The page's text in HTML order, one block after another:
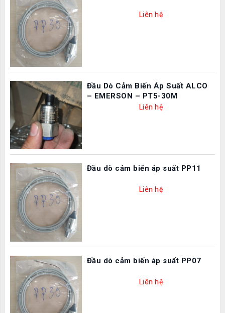
Liên hệ
Đầu Dò Cảm Biến Áp Suất ALCO
– EMERSON – PT5-30M
Liên hệ
Đầu dò cảm biến áp suất PP11
Liên hệ
Đầu dò cảm biến áp suất PP07
Liên hệ